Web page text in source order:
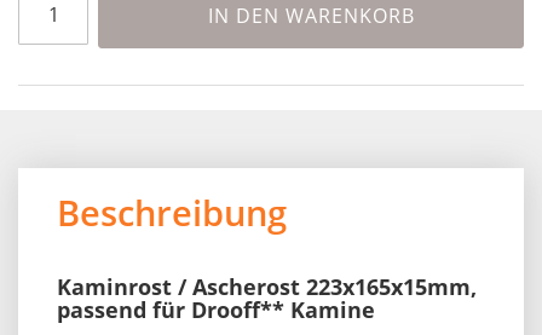
IN DEN WARENKORB
Beschreibung
Kaminrost / Ascherost 223x165x15mm,
passend für Drooff** Kamine